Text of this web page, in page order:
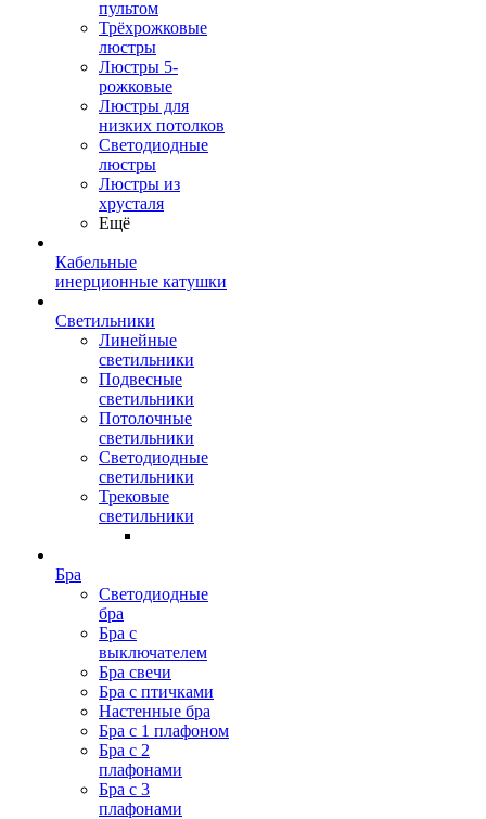
пультом
Трёхрожковые
люстры
Люстры 5-
рожковые
Люстры для
низких потолков
Cветодиодные
люстры
Люстры из
хрусталя
Ещё
Кабельные
инерционные катушки
Светильники
Линейные
светильники
Подвесные
светильники
Потолочные
светильники
Светодиодные
светильники
Трековые
светильники
Бра
Светодиодные
бра
Бра с
выключателем
Бра свечи
Бра с птичками
Настенные бра
Бра с 1 плафоном
Бра с 2
плафонами
Бра с 3
плафонами